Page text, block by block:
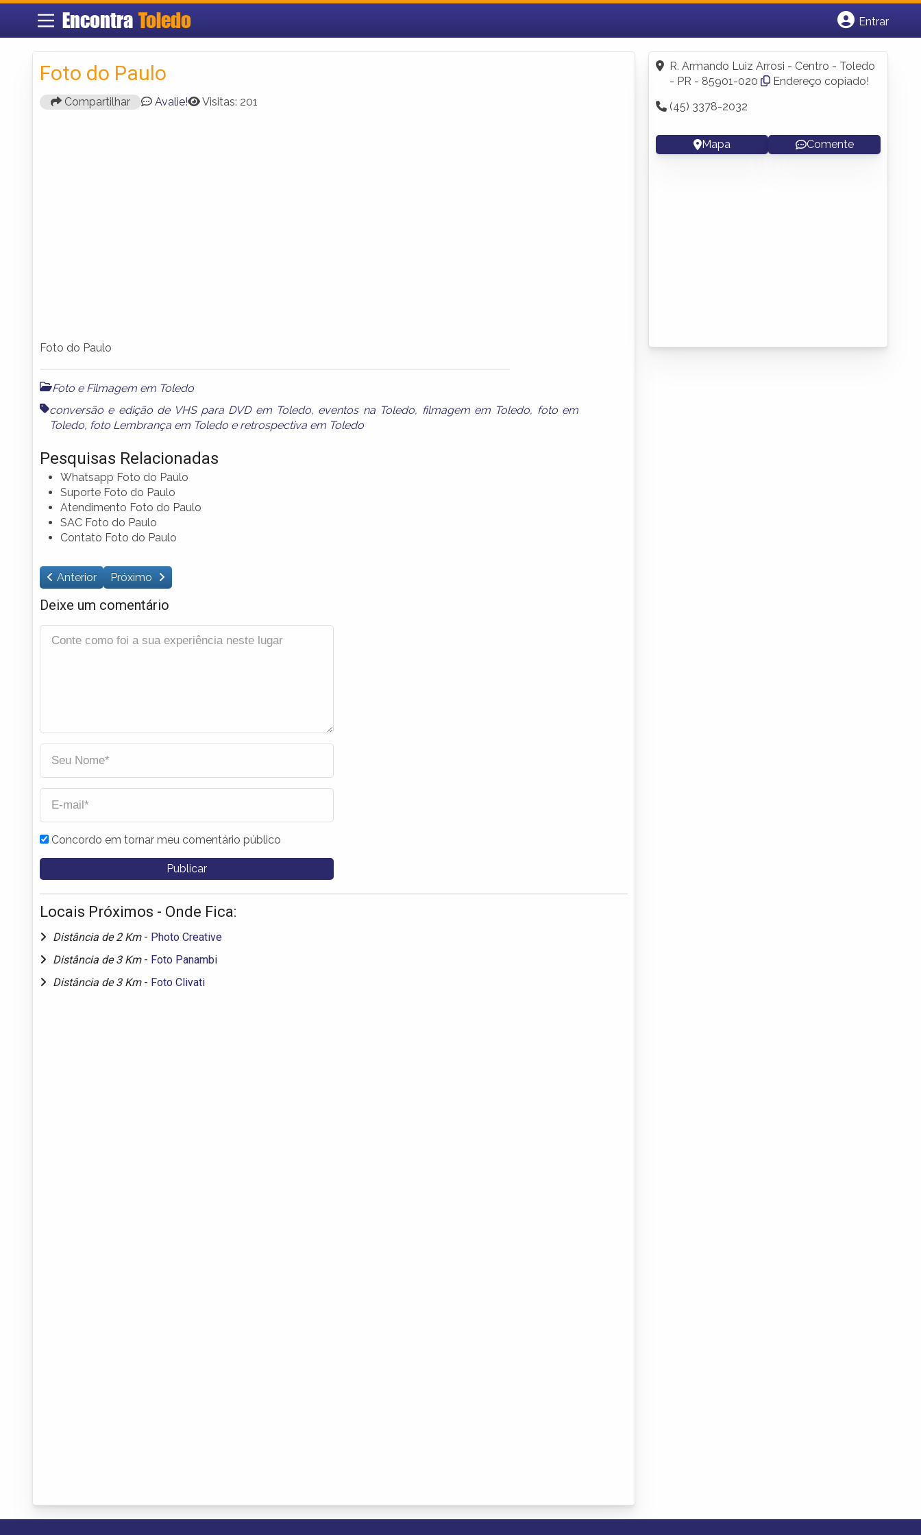
Encontra Toledo
Entrar
Fazer login
Criar conta
Foto do Paulo
Compartilhar Avalie! Visitas: 201
Foto do Paulo
Foto e Filmagem em Toledo
conversão e edição de VHS para DVD em Toledo, eventos na Toledo, filmagem em Toledo, foto em
Toledo, foto Lembrança em Toledo e retrospectiva em Toledo
Pesquisas Relacionadas
Whatsapp Foto do Paulo
Suporte Foto do Paulo
Atendimento Foto do Paulo
SAC Foto do Paulo
Contato Foto do Paulo
Anterior Próximo
Deixe um comentário
Concordo em tornar meu comentário público
Locais Próximos - Onde Fica:
Distância de 2 Km - Photo Creative
Distância de 3 Km - Foto Panambi
Distância de 3 Km - Foto Clivati
R. Armando Luiz Arrosi - Centro - Toledo
- PR - 85901-020
Endereço copiado!
(45) 3378-2032
Mapa Comente